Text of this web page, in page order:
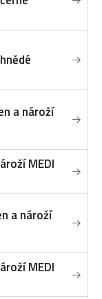
a nároží
MEDI
a nároží
MEDI